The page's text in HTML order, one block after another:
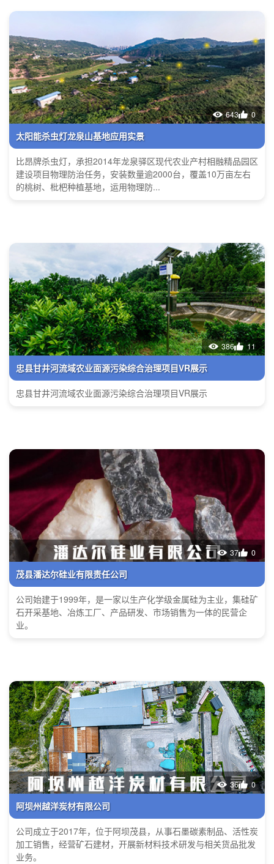
643 0
太阳能杀虫灯龙泉山基地应用实景
比昂牌杀虫灯，承担2014年龙泉驿区现代农业产村相融精品园区
建设项目物理防治任务，安装数量逾2000台，覆盖10万亩左右
的桃树、枇杷种植基地，运用物理防...
386 11
忠县甘井河流域农业面源污染综合治理项目VR展示
忠县甘井河流域农业面源污染综合治理项目VR展示
37 0
茂县潘达尔硅业有限责任公司
公司始建于1999年，是一家以生产化学级金属硅为主业，集硅矿
石开采基地、冶炼工厂、产品研发、市场销售为一体的民营企
业。
36 0
阿坝州越洋炭材有限公司
公司成立于2017年，位于阿坝茂县，从事石墨碳素制品、活性炭
加工销售，经营矿石建材，开展新材料技术研发与相关货品批发
业务。